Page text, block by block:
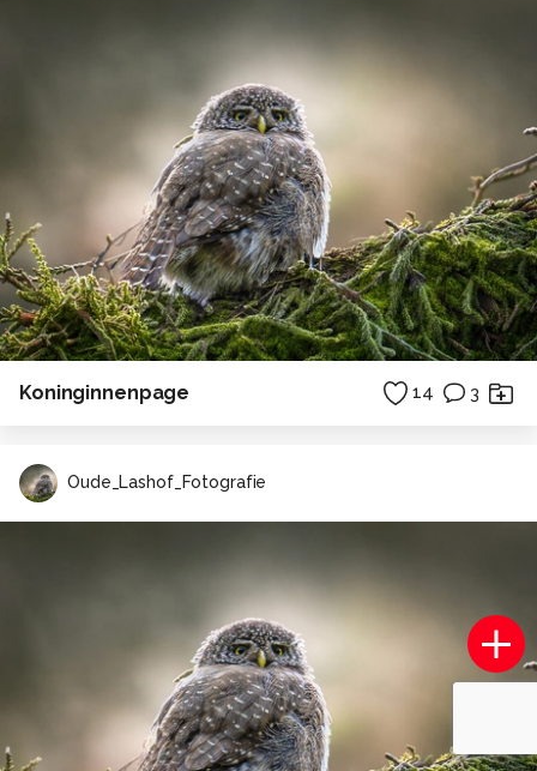
Koninginnenpage 14 3
Oude_Lashof_Fotografie